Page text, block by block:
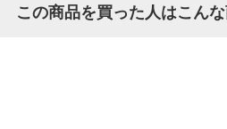
この商品を買った人はこん